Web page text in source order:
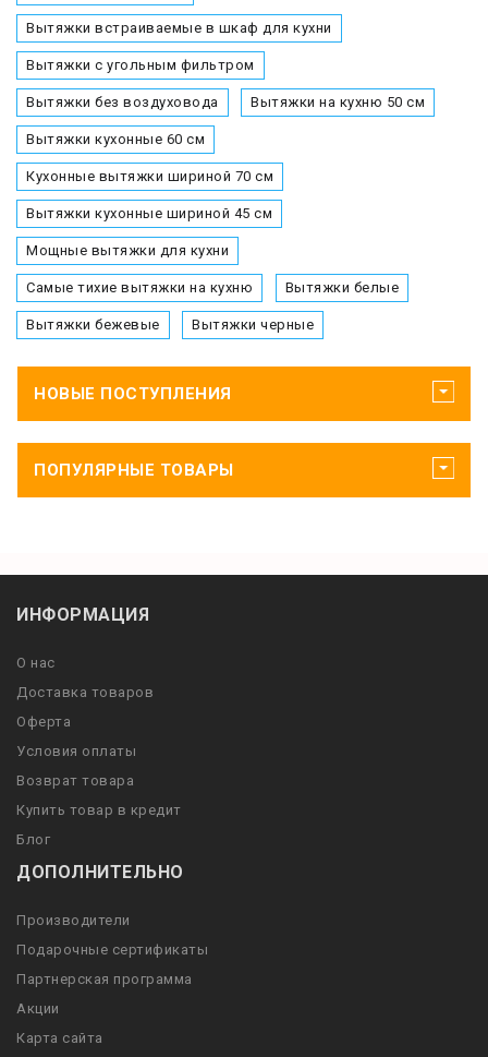
Вытяжки встраиваемые в шкаф для кухни
Вытяжки с угольным фильтром
Вытяжки без воздуховода Вытяжки на кухню 50 см
Вытяжки кухонные 60 см
Кухонные вытяжки шириной 70 см
Вытяжки кухонные шириной 45 см
Мощные вытяжки для кухни
Самые тихие вытяжки на кухню Вытяжки белые
Вытяжки бежевые Вытяжки черные
НОВЫЕ ПОСТУПЛЕНИЯ
ПОПУЛЯРНЫЕ ТОВАРЫ
ИНФОРМАЦИЯ
О нас
Доставка товаров
Оферта
Условия оплаты
Возврат товара
Купить товар в кредит
Блог
ДОПОЛНИТЕЛЬНО
Производители
Подарочные сертификаты
Партнерская программа
Акции
Карта сайта